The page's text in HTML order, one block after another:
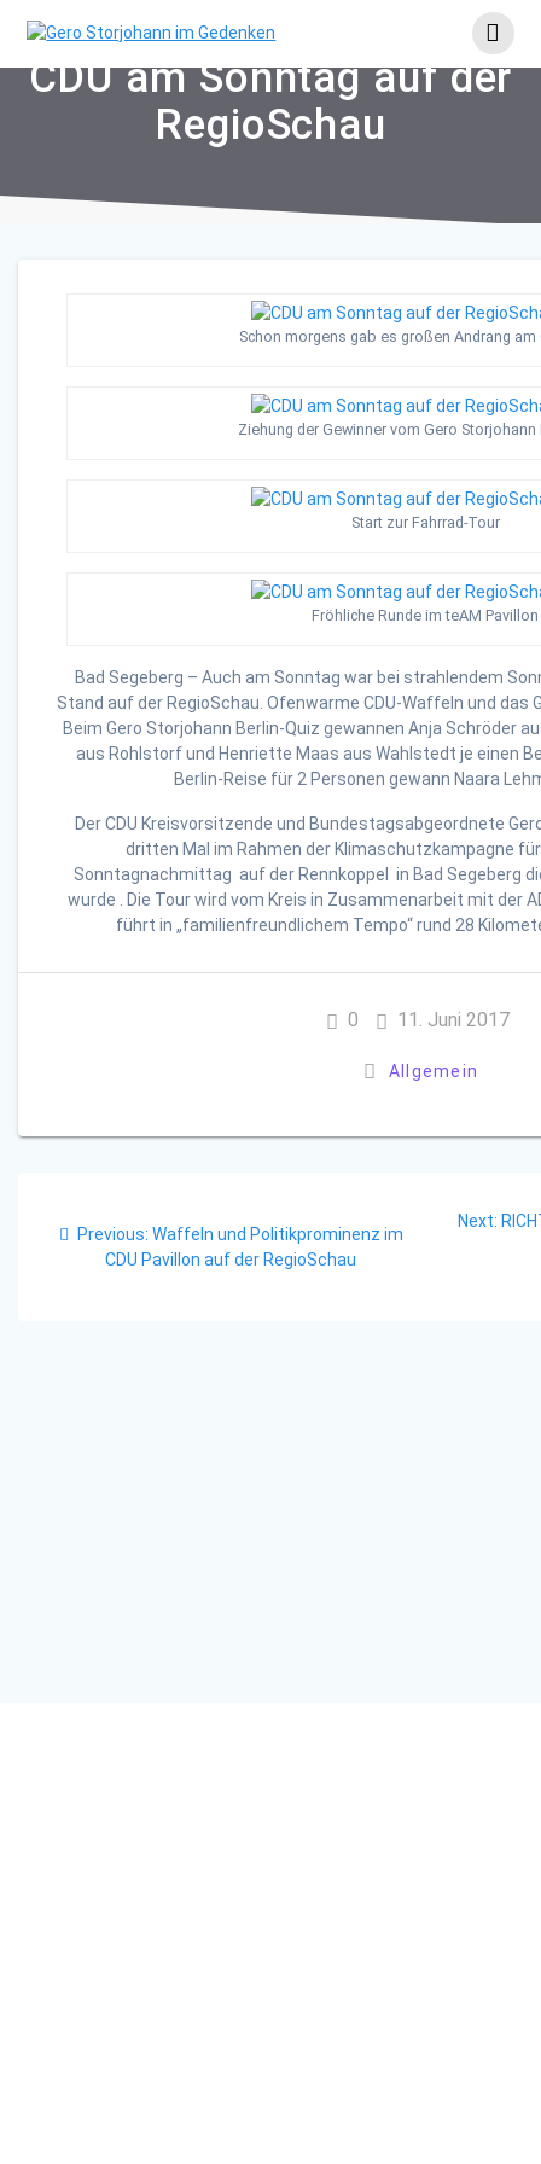
to
CDU am Sonntag auf der
RegioSchau
Schon morgens gab es großen Andrang am
Ziehung der Gewinner vom Gero Storjohann
Start zur Fahrrad-Tour
Fröhliche Runde im teAM Pavillon
Bad Segeberg – Auch am Sonntag war bei strahlendem
Stand auf der RegioSchau. Ofenwarme CDU-Waffeln und das
Beim Gero Storjohann Berlin-Quiz gewannen Anja Schröder
aus Rohlstorf und Henriette Maas aus Wahlstedt je einen
Berlin-Reise für 2 Personen gewann Naara
Der CDU Kreisvorsitzende und Bundestagsabgeordnete
dritten Mal im Rahmen der Klimaschutzkampagne
Sonntagnachmittag auf der Rennkoppel in Bad Segeberg
wurde . Die Tour wird vom Kreis in Zusammenarbeit mit der
führt in „familienfreundlichem Tempo“ rund 28
0 11. Juni 2017
Allgemein
Previous: Previous
post:
Waffeln und Politikprominenz im
CDU Pavillon auf der RegioSchau
Next: Next